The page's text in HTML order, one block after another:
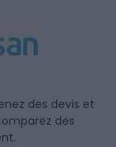
des devis et
des